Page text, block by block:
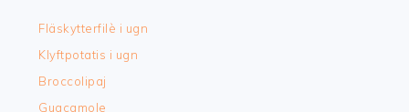
Fläskytterfilè i ugn
Klyftpotatis i ugn
Broccolipaj
Guacamole